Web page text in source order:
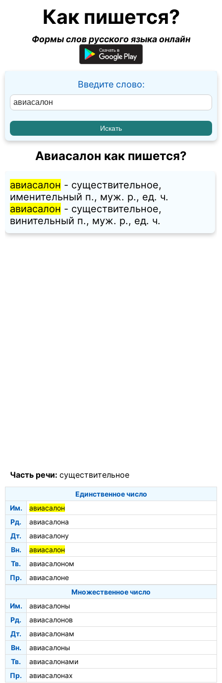
Как пишется?
Формы слов русского языка онлайн
Введите слово:
Авиасалон как пишется?
авиасалон - существительное,
именительный п., муж. p., ед. ч.
авиасалон - существительное,
винительный п., муж. p., ед. ч.
Часть речи: существительное
Единственное число
Им.
авиасалон
Рд.
авиасалона
Дт.
авиасалону
Вн.
авиасалон
Тв.
авиасалоном
Пр.
авиасалоне
Множественное число
Им.
авиасалоны
Рд.
авиасалонов
Дт.
авиасалонам
Вн.
авиасалоны
Тв.
авиасалонами
Пр.
авиасалонах